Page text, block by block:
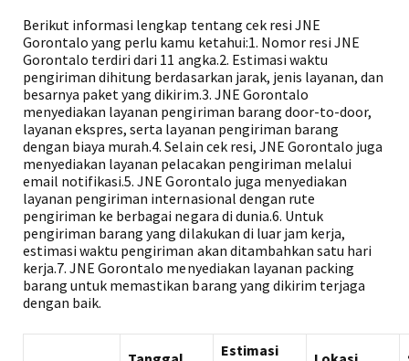
Berikut informasi lengkap tentang cek resi JNE
Gorontalo yang perlu kamu ketahui:1. Nomor resi JNE
Gorontalo terdiri dari 11 angka.2. Estimasi waktu
pengiriman dihitung berdasarkan jarak, jenis layanan, dan
besarnya paket yang dikirim.3. JNE Gorontalo
menyediakan layanan pengiriman barang door-to-door,
layanan ekspres, serta layanan pengiriman barang
dengan biaya murah.4. Selain cek resi, JNE Gorontalo juga
menyediakan layanan pelacakan pengiriman melalui
email notifikasi.5. JNE Gorontalo juga menyediakan
layanan pengiriman internasional dengan rute
pengiriman ke berbagai negara di dunia.6. Untuk
pengiriman barang yang dilakukan di luar jam kerja,
estimasi waktu pengiriman akan ditambahkan satu hari
kerja.7. JNE Gorontalo menyediakan layanan packing
barang untuk memastikan barang yang dikirim terjaga
dengan baik.
Estimasi